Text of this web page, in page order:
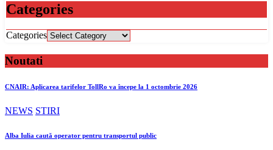
Categories
Categories
Noutati
CNAIR: Aplicarea tarifelor TollRo va începe la 1 octombrie 2026
NEWS STIRI
Alba Iulia caută operator pentru transportul public